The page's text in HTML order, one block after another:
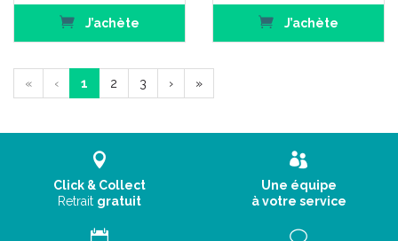
J’achète J’achète
« ‹ 1 2 3 › »
Click & Collect
Retrait gratuit
Une équipe
à votre service